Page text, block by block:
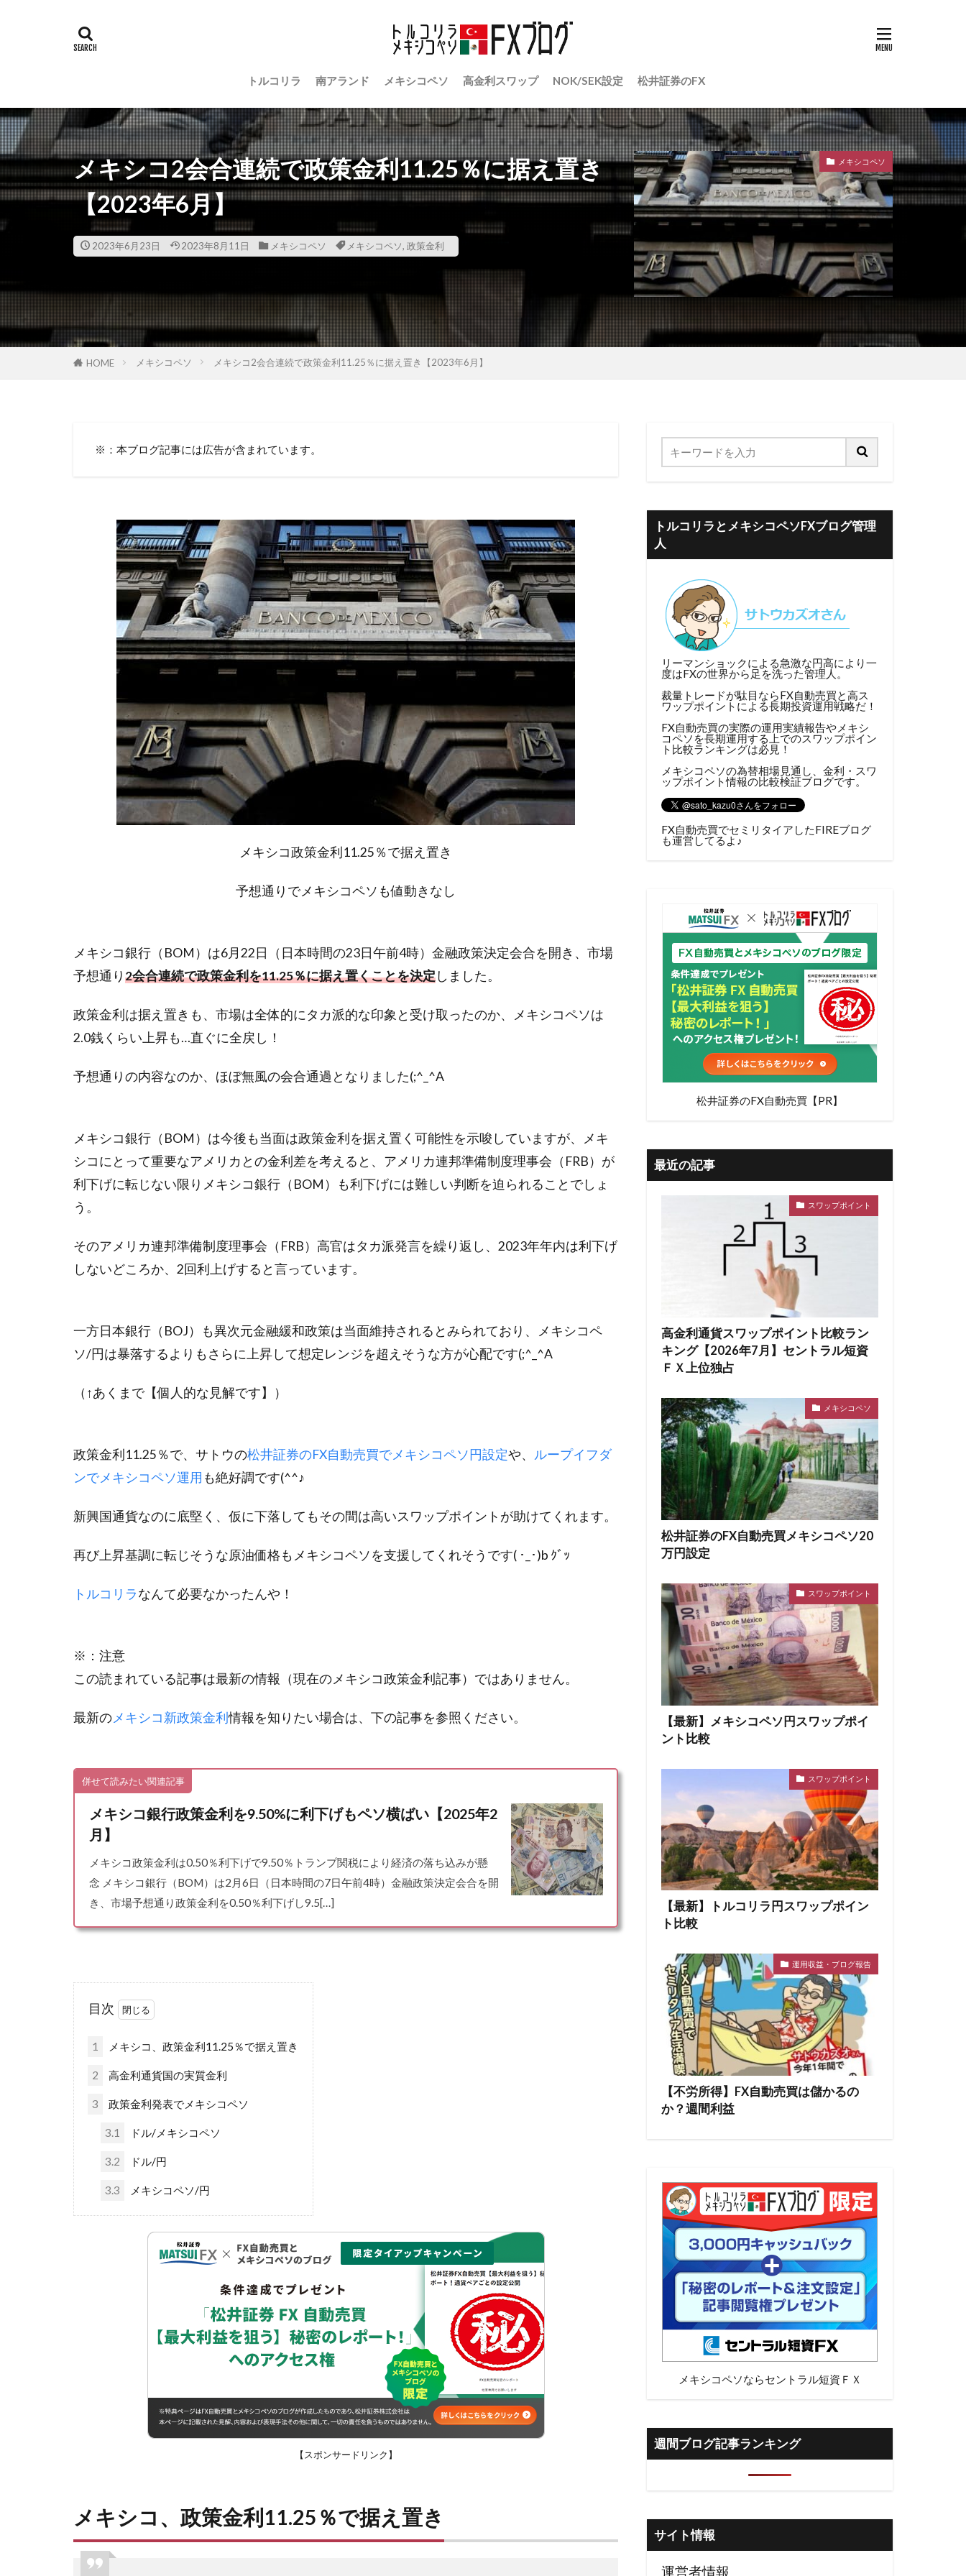
トルコリラ 南アランド メキシコペソ 高金利スワップ NOK/SEK設定 松井証券のFX
メキシコ2会合連続で政策金利11.25％に据え置き
【2023年6月】
2023年6月23日 2023年8月11日 メキシコペソ メキシコペソ, 政策金利
メキシコペソ
HOME メキシコペソ メキシコ2会合連続で政策金利11.25％に据え置き【2023年6月】
※：本ブログ記事には広告が含まれています。
メキシコ政策金利11.25％で据え置き
予想通りでメキシコペソも値動きなし
メキシコ銀行（BOM）は6月22日（日本時間の23日午前4時）金融政策決定会合を開き、市場
予想通り2会合連続で政策金利を11.25％に据え置くことを決定しました。
政策金利は据え置きも、市場は全体的にタカ派的な印象と受け取ったのか、メキシコペソは
2.0銭くらい上昇も…直ぐに全戻し！
予想通りの内容なのか、ほぼ無風の会合通過となりました(;^_^A
メキシコ銀行（BOM）は今後も当面は政策金利を据え置く可能性を示唆していますが、メキ
シコにとって重要なアメリカとの金利差を考えると、アメリカ連邦準備制度理事会（FRB）が
利下げに転じない限りメキシコ銀行（BOM）も利下げには難しい判断を迫られることでしょ
う。
そのアメリカ連邦準備制度理事会（FRB）高官はタカ派発言を繰り返し、2023年年内は利下げ
しないどころか、2回利上げすると言っています。
一方日本銀行（BOJ）も異次元金融緩和政策は当面維持されるとみられており、メキシコペ
ソ/円は暴落するよりもさらに上昇して想定レンジを超えそうな方が心配です(;^_^A
（↑あくまで【個人的な見解です】）
政策金利11.25％で、サトウの松井証券のFX自動売買でメキシコペソ円設定や、 ループイフダ
ンでメキシコペソ運用 も絶好調です(^^♪
新興国通貨なのに底堅く、仮に下落してもその間は高いスワップポイントが助けてくれます。
再び上昇基調に転じそうな原油価格もメキシコペソを支援してくれそうです( ･_･)b ｸﾞｯ
トルコリラなんて必要なかったんや！
※：注意
この読まれている記事は最新の情報（現在のメキシコ政策金利記事）ではありません。
最新のメキシコ新政策金利情報を知りたい場合は、下の記事を参照ください。
併せて読みたい関連記事
メキシコ銀行政策金利を9.50%に利下げもペソ横ばい【2025年2
月】
メキシコ政策金利は0.50％利下げで9.50％トランプ関税により経済の落ち込みが懸
念 メキシコ銀行（BOM）は2月6日（日本時間の7日午前4時）金融政策決定会合を開
き、市場予想通り政策金利を0.50％利下げし9.5[…]
目次
1 メキシコ、政策金利11.25％で据え置き
2 高金利通貨国の実質金利
3 政策金利発表でメキシコペソ
3.1 ドル/メキシコペソ
3.2 ドル/円
3.3 メキシコペソ/円
【スポンサードリンク】
メキシコ、政策金利11.25％で据え置き
トルコリラとメキシコペソFXブログ管理
人
リーマンショックによる急激な円高により一
度はFXの世界から足を洗った管理人。
裁量トレードが駄目ならFX自動売買と高ス
ワップポイントによる長期投資運用戦略だ！
FX自動売買の実際の運用実績報告やメキシ
コペソを長期運用する上でのスワップポイン
ト比較ランキングは必見！
メキシコペソの為替相場見通し、金利・スワ
ップポイント情報の比較検証ブログです。
FX自動売買でセミリタイアしたFIREブログ
も運営してるよ♪
松井証券のFX自動売買【PR】
最近の記事
スワップポイント
高金利通貨スワップポイント比較ラン
キング【2026年7月】セントラル短資
ＦＸ上位独占
メキシコペソ
松井証券のFX自動売買メキシコペソ20
万円設定
スワップポイント
【最新】メキシコペソ円スワップポイ
ント比較
スワップポイント
【最新】トルコリラ円スワップポイン
ト比較
運用収益・ブログ報告
【不労所得】FX自動売買は儲かるの
か？週間利益
メキシコペソならセントラル短資ＦＸ
週間ブログ記事ランキング
サイト情報
運営者情報